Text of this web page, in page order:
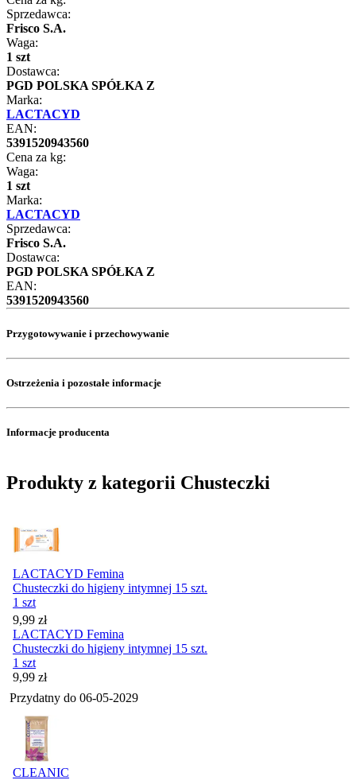
Sprzedawca:
Frisco S.A.
Waga:
1 szt
Dostawca:
PGD POLSKA SPÓŁKA Z
Marka:
LACTACYD
EAN:
5391520943560
Cena za kg:
Waga:
1 szt
Marka:
LACTACYD
Sprzedawca:
Frisco S.A.
Dostawca:
PGD POLSKA SPÓŁKA Z
EAN:
5391520943560
Przygotowywanie i przechowywanie
Ostrzeżenia i pozostałe informacje
Informacje producenta
Produkty z kategorii Chusteczki
LACTACYD Femina
Chusteczki do higieny intymnej 15 szt.
1 szt
Cena
9,99 zł
LACTACYD Femina
Chusteczki do higieny intymnej 15 szt.
1 szt
Cena
9,99 zł
Przydatny do 06-05-2029
CLEANIC